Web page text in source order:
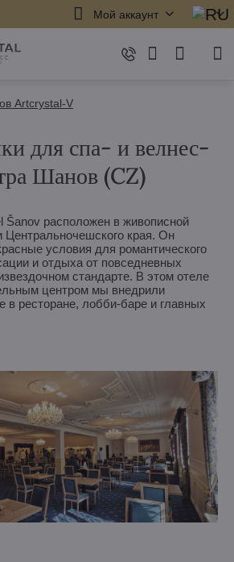
Мой аккаунт
Artcrystal-V
для спа- и велнес-
Шанов (CZ)
Šanov расположен в живописной
Центральночешского края. Он
условия для романтического
и отдыха от повседневных
стандарте. В этом отеле
центром мы внедрили
в ресторане, лобби-баре и главных